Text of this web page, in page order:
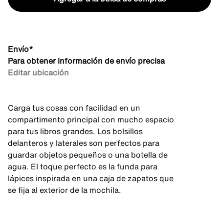
Envío*
Para obtener información de envío precisa
Editar ubicación
Carga tus cosas con facilidad en un
compartimento principal con mucho espacio
para tus libros grandes. Los bolsillos
delanteros y laterales son perfectos para
guardar objetos pequeños o una botella de
agua. El toque perfecto es la funda para
lápices inspirada en una caja de zapatos que
se fija al exterior de la mochila.